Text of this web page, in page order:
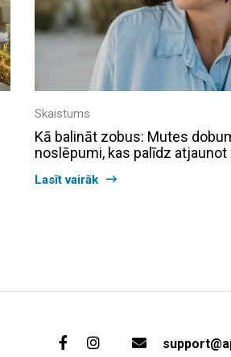
Skaistums
Kā balināt zobus: Mutes
noslēpumi, kas palīdz
Lasīt vairāk